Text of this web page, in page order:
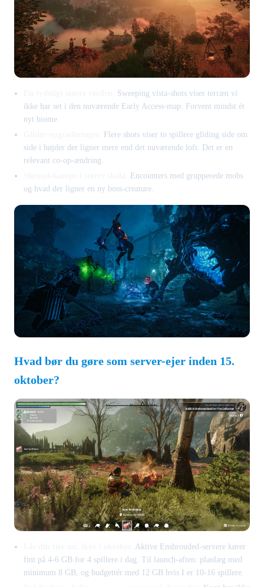
Sweeping vista-shots viser terræn vi
ikke har set i den nuværende Early Access-map. Forvent mindst ét
nyt biome.
Flere shots viser to spillere gliding side om
side i højder der ligner mere end det nuværende loft. Det er en
relevant co-op-ændring.
Encounters med grupperede mobs
og hvad der ligner en ny boss-creature.
Hvad bør du gøre som server-ejer inden 15.
oktober?
Aktive Enshrouded-servere kører
fint på 4-6 GB for 4 spillere i dag. Til launch-aften: planlæg med
minimum 8 GB, og budgettér med 12 GB hvis I er 10-16 spillere.